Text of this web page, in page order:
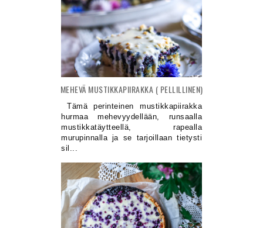
MEHEVÄ MUSTIKKAPIIRAKKA ( PELLILLINEN)
Tämä perinteinen mustikkapiirakka
hurmaa mehevyydellään, runsaalla
mustikkatäytteellä, rapealla
murupinnalla ja se tarjoillaan tietysti
sil...